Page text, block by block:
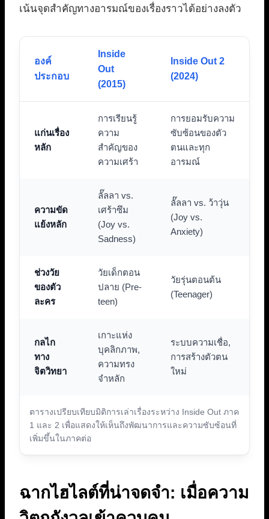
เน้นจุดสำคัญทางอารมณ์ของเรื่องราวได้อย่างลงตัว
ตารางเปรียบเทียบมิติการเล่าเรื่องระหว่าง Inside Out ภาค
1 และ 2 เพื่อแสดงให้เห็นถึงพัฒนาการและความซับซ้อนที่
เพิ่มขึ้นในภาคต่อ
องค์
ประกอบ
Inside
Out
(2015)
Inside Out 2
(2024)
แก่นเรื่อง
หลัก
การเรียนรู้
ความ
สำคัญของ
ความเศร้า
การยอมรับความ
ซับซ้อนของตัว
ตนและทุก
อารมณ์
ความขัด
แย้งหลัก
ลั๊ลลา vs.
เศร้าซึม
(Joy vs.
Sadness)
ลั๊ลลา vs. ว้าวุ่น
(Joy vs.
Anxiety)
ช่วงวัย
ของตัว
ละคร
วัยเด็กตอน
ปลาย (Pre-
teen)
วัยรุ่นตอนต้น
(Teenager)
กลไก
ทาง
จิตวิทยา
เกาะแห่ง
บุคลิกภาพ,
ความทรง
จำหลัก
ระบบความเชื่อ,
การสร้างตัวตน
ใหม่
ฉากไฮไลต์ที่น่าจดจำ: เมื่อความ